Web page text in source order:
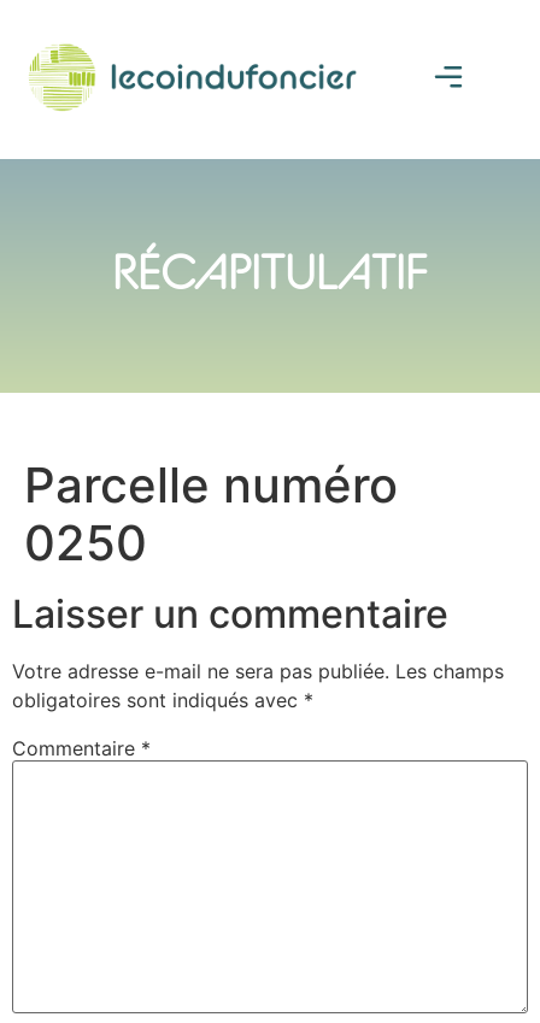
RÉCAPITULATIF
Parcelle numéro
0250
Laisser un commentaire
Votre adresse e-mail ne sera pas publiée. Les champs
obligatoires sont indiqués avec *
Commentaire *